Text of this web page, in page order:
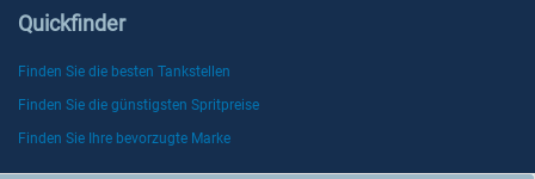
Quickfinder
Finden Sie die besten Tankstellen
Finden Sie die günstigsten Spritpreise
Finden Sie Ihre bevorzugte Marke